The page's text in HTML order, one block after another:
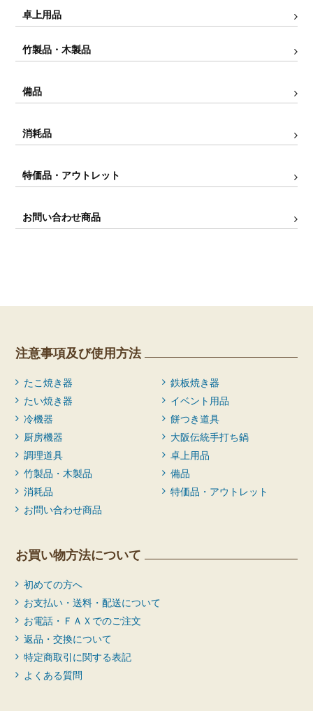
卓上用品
竹製品・木製品
備品
消耗品
特価品・アウトレット
お問い合わせ商品
注意事項及び使用方法
たこ焼き器
鉄板焼き器
たい焼き器
イベント用品
冷機器
餅つき道具
厨房機器
大阪伝統手打ち鍋
調理道具
卓上用品
竹製品・木製品
備品
消耗品
特価品・アウトレット
お問い合わせ商品
お買い物方法について
初めての方へ
お支払い・送料・配送について
お電話・ＦＡＸでのご注文
返品・交換について
特定商取引に関する表記
よくある質問